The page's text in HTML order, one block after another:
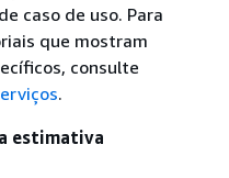
caso de uso. Para
que mostram
consulte
.
estimativa